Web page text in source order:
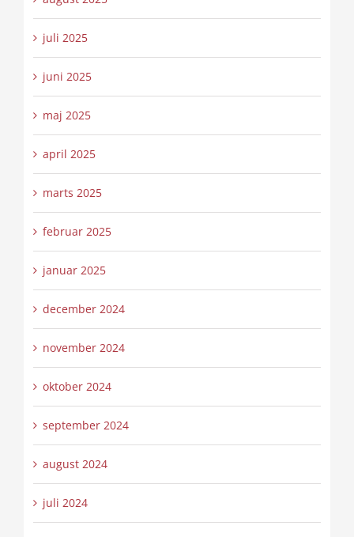
juli 2025
juni 2025
maj 2025
april 2025
marts 2025
februar 2025
januar 2025
december 2024
november 2024
oktober 2024
september 2024
august 2024
juli 2024